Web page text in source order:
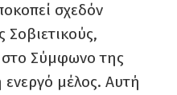
σχεδόν
Σύμφωνο της
μέλος. Αυτή